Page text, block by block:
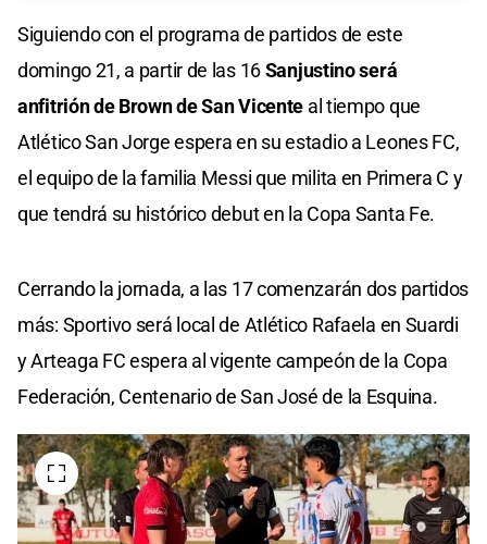
Siguiendo con el programa de partidos de este
domingo 21, a partir de las 16Sanjustino será
anfitrión de Brown de San Vicente al tiempo que
Atlético San Jorge espera en su estadio a Leones FC,
el equipo de la familia Messi que milita en Primera C y
que tendrá su histórico debut en la Copa Santa Fe.
Cerrando la jornada, a las 17 comenzarán dos partidos
más: Sportivo será local de Atlético Rafaela en Suardi
y Arteaga FC espera al vigente campeón de la Copa
Federación, Centenario de San José de la Esquina.